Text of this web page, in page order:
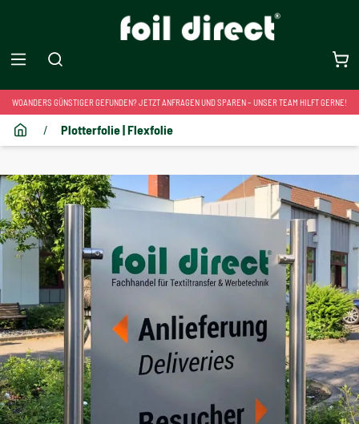
WOANDERS GÜNSTIGER GEFUNDEN? JETZT ANFRAGEN UND SPAREN – UNSER TEAM HILFT GERNE!
/ Plotterfolie | Flexfolie